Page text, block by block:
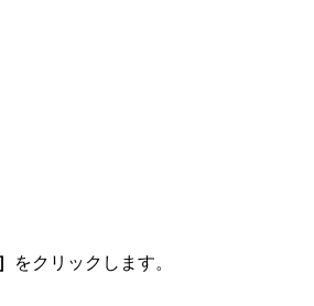
をクリックします。